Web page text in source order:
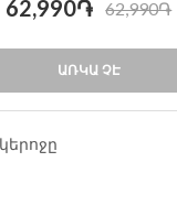
62,990֏ 62,990֏
ԱՌԿԱ ՉԷ